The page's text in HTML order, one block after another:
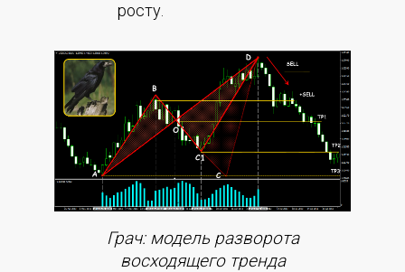
росту.
Грач: модель разворота
восходящего тренда